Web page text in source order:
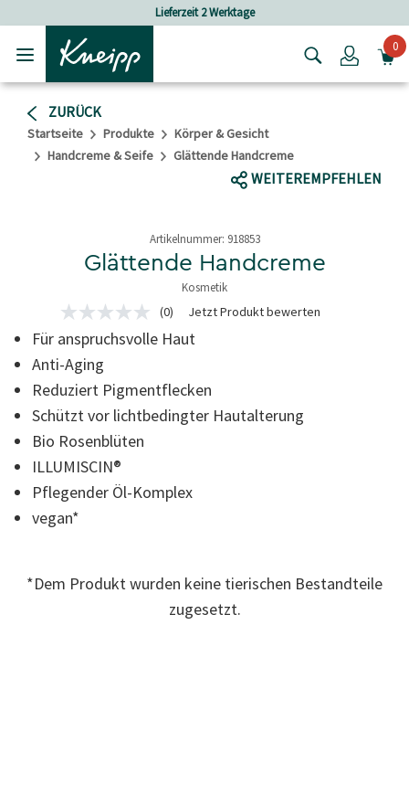
Login0
ZURÜCK
Startseite Produkte
Körper & Gesicht
Handcreme & Seife
Glättende Handcreme
WEITEREMPFEHLEN
Artikelnummer: 918853
Glättende Handcreme
Kosmetik
4,3 von 5 Sternen
Kein
Beurteilungswert
Link
auf
derselben
Seite.
(0) Jetzt Produkt bewerten
Für anspruchsvolle Haut
Anti-Aging
Reduziert Pigmentflecken
Schützt vor lichtbedingter Hautalterung
Bio Rosenblüten
ILLUMISCIN®
Pflegender Öl-Komplex
vegan*
*Dem Produkt wurden keine tierischen Bestandteile
zugesetzt.